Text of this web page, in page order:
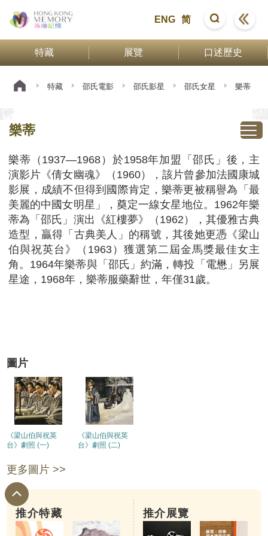
ENG 简
特藏 展覽 口述歷史
特藏 邵氏電影 邵氏影星 邵氏女星 樂蒂
樂蒂
樂蒂（1937—1968）於1958年加盟「邵氏」後，主
演影片《倩女幽魂》（1960），該片曾參加法國康城
影展，成績不但得到國際肯定，樂蒂更被稱譽為「最
美麗的中國女明星」，奠定一線女星地位。1962年樂
蒂為「邵氏」演出《紅樓夢》（1962），其優雅古典
造型，贏得「古典美人」的稱號，其後她更憑《梁山
伯與祝英台》（1963）獲選第二屆金馬獎最佳女主
角。1964年樂蒂與「邵氏」約滿，轉投「電懋」另展
星途，1968年，樂蒂服藥辭世，年僅31歲。
圖片
《梁山伯與祝英
台》劇照 (一)
《梁山伯與祝英
台》劇照 (二)
更多圖片 >>
推介特藏 推介展覽